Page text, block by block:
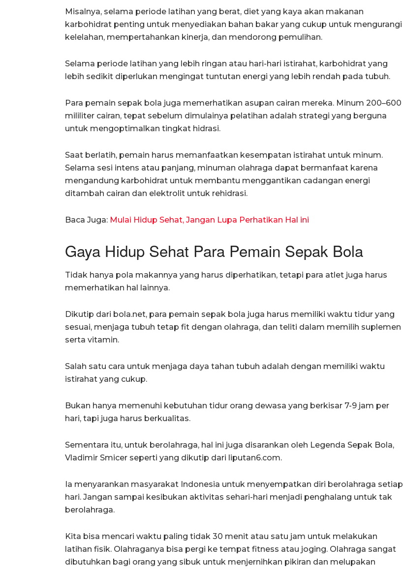
Misalnya, selama periode latihan yang berat, diet yang kaya akan makanan
karbohidrat penting untuk menyediakan bahan bakar yang cukup untuk mengurangi
kelelahan, mempertahankan kinerja, dan mendorong pemulihan.
Selama periode latihan yang lebih ringan atau hari-hari istirahat, karbohidrat yang
lebih sedikit diperlukan mengingat tuntutan energi yang lebih rendah pada tubuh.
Para pemain sepak bola juga memerhatikan asupan cairan mereka. Minum 200–600
mililiter cairan, tepat sebelum dimulainya pelatihan adalah strategi yang berguna
untuk mengoptimalkan tingkat hidrasi.
Saat berlatih, pemain harus memanfaatkan kesempatan istirahat untuk minum.
Selama sesi intens atau panjang, minuman olahraga dapat bermanfaat karena
mengandung karbohidrat untuk membantu menggantikan cadangan energi
ditambah cairan dan elektrolit untuk rehidrasi.
Baca Juga: Mulai Hidup Sehat, Jangan Lupa Perhatikan Hal ini
Gaya Hidup Sehat Para Pemain Sepak Bola
Tidak hanya pola makannya yang harus diperhatikan, tetapi para atlet juga harus
memerhatikan hal lainnya.
Dikutip dari bola.net, para pemain sepak bola juga harus memiliki waktu tidur yang
sesuai, menjaga tubuh tetap fit dengan olahraga, dan teliti dalam memilih suplemen
serta vitamin.
Salah satu cara untuk menjaga daya tahan tubuh adalah dengan memiliki waktu
istirahat yang cukup.
Bukan hanya memenuhi kebutuhan tidur orang dewasa yang berkisar 7-9 jam per
hari, tapi juga harus berkualitas.
Sementara itu, untuk berolahraga, hal ini juga disarankan oleh Legenda Sepak Bola,
Vladimir Smicer seperti yang dikutip dari liputan6.com.
Ia menyarankan masyarakat Indonesia untuk menyempatkan diri berolahraga setiap
hari. Jangan sampai kesibukan aktivitas sehari-hari menjadi penghalang untuk tak
berolahraga.
Kita bisa mencari waktu paling tidak 30 menit atau satu jam untuk melakukan
latihan fisik. Olahraganya bisa pergi ke tempat fitness atau joging. Olahraga sangat
dibutuhkan bagi orang yang sibuk untuk menjernihkan pikiran dan melupakan